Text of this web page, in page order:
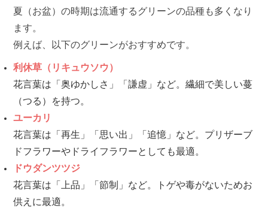
夏（お盆）の時期は流通するグリーンの品種も多くなり
ます。
例えば、以下のグリーンがおすすめです。
利休草（リキュウソウ）
花言葉は「奥ゆかしさ」「謙虚」など。繊細で美しい蔓
（つる）を持つ。
ユーカリ
花言葉は「再生」「思い出」「追憶」など。プリザーブ
ドフラワーやドライフラワーとしても最適。
ドウダンツツジ
花言葉は「上品」「節制」など。トゲや毒がないためお
供えに最適。